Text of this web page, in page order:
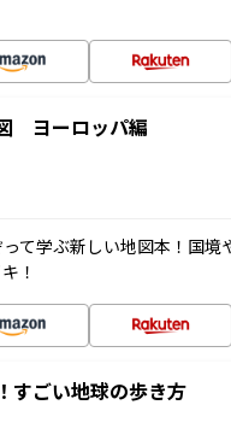
ヨーロッパ編
て学ぶ新しい地図本！国
！
すごい地球の歩き方